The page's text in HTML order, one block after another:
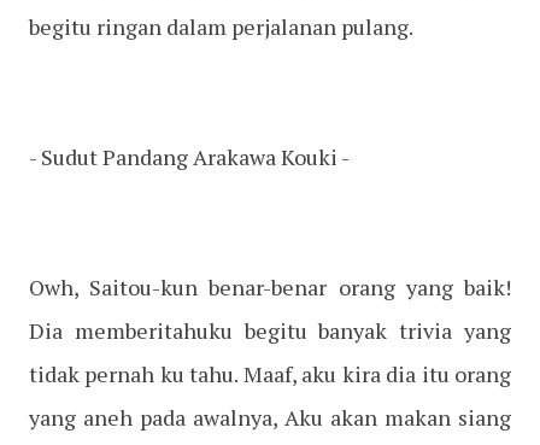
begitu ringan dalam perjalanan pulang.
- Sudut Pandang Arakawa Kouki -
Owh, Saitou-kun benar-benar orang yang baik!
Dia memberitahuku begitu banyak trivia yang
tidak pernah ku tahu. Maaf, aku kira dia itu orang
yang aneh pada awalnya, Aku akan makan siang